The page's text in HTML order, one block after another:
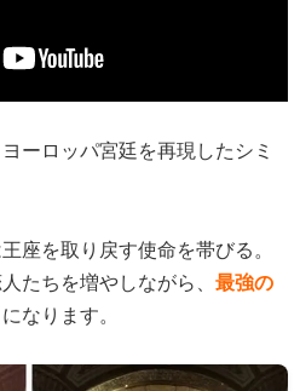
ーロッパ宮廷を再現したシミ
座を取り戻す使命を帯びる。
たちを増やしながら、 最強の
なります。